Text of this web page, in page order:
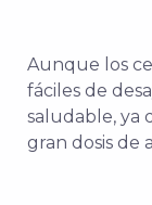
Aunque los
fáciles de
saludable, ya
gran dosis de